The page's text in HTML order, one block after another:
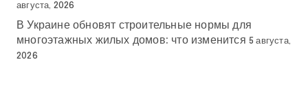
августа, 2026
В Украине обновят строительные нормы для
многоэтажных жилых домов: что изменится 5 августа,
2026